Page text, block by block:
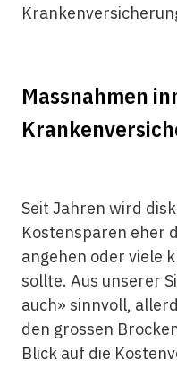
Massnahmen
Seit Jahren wird
Kostensparen eher
angehen oder viele
sollte. Aus unserer
auch» sinnvoll,
den grossen
Blick auf die